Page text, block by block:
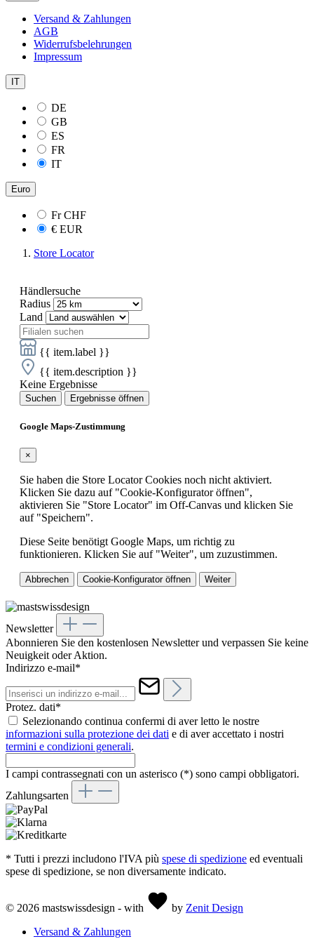
Versand & Zahlungen
AGB
Widerrufsbelehrungen
Impressum
IT
DE
GB
ES
FR
IT
Euro
FrCHF
€ EUR
Store Locator
Händlersuche
Radius
Land
{{ item.label }}
{{ item.description }}
Keine Ergebnisse
Suchen Ergebnisse öffnen
Google Maps-Zustimmung
×
Sie haben die Store Locator Cookies noch nicht aktiviert.
Klicken Sie dazu auf "Cookie-Konfigurator öffnen",
aktivieren Sie "Store Locator" im Off-Canvas und klicken Sie
auf "Speichern".
Diese Seite benötigt Google Maps, um richtig zu
funktionieren. Klicken Sie auf "Weiter", um zuzustimmen.
Abbrechen Cookie-Konfigurator öffnen Weiter
Newsletter
Abonnieren Sie den kostenlosen Newsletter und verpassen Sie keine
Neuigkeit oder Aktion.
Indirizzo e-mail*
Protez. dati*
Selezionando continua confermi di aver letto le nostre
informazioni sulla protezione dei dati e di aver accettato i nostri
termini e condizioni generali.
I campi contrassegnati con un asterisco (*) sono campi obbligatori.
Zahlungsarten
* Tutti i prezzi includono l'IVA più spese di spedizione ed eventuali
spese di spedizione, se non diversamente indicato.
© 2026 mastswissdesign - with by Zenit Design
Versand & Zahlungen